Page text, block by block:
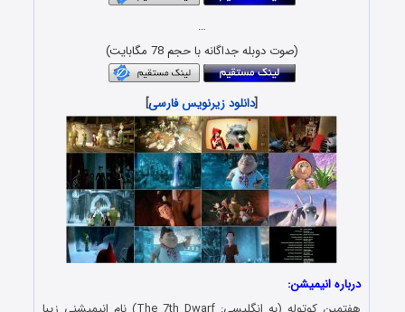
…
(صوت دوبله جداگانه با حجم 78 مگابایت)
[دانلود زیرنویس فارسی]
درباره انیمیشن: